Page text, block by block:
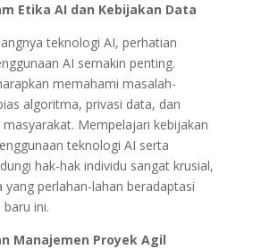
Etika AI dan Kebijakan Data
teknologi AI, perhatian
AI semakin penting.
memahami masalah-
algoritma, privasi data, dan
Mempelajari kebijakan
teknologi AI serta
hak-hak individu sangat krusial,
perlahan-lahan beradaptasi
ini.
Manajemen Proyek Agil